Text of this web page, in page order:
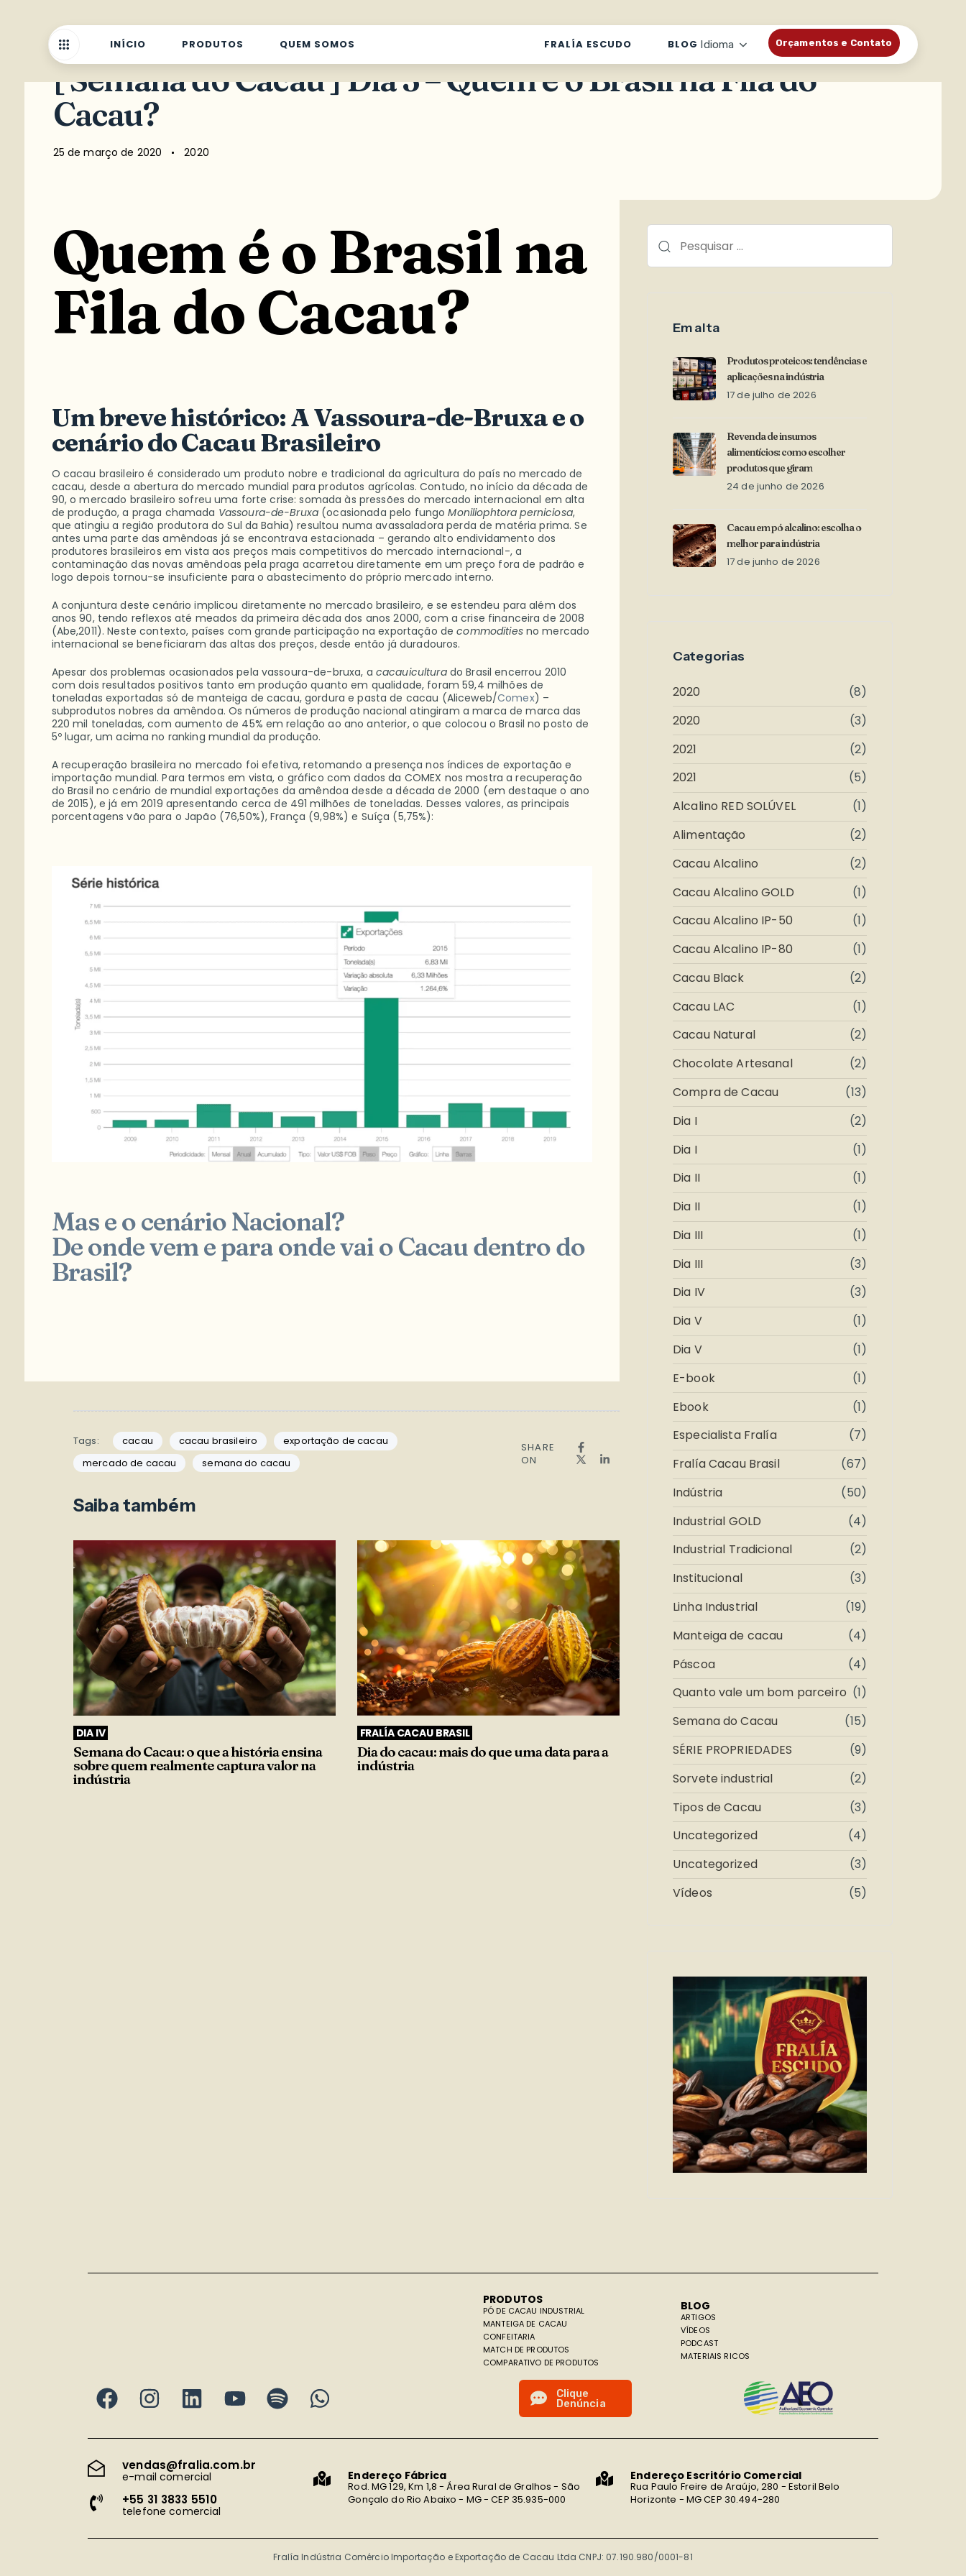
INÍCIO PRODUTOS QUEM SOMOS FRALÍA ESCUDO BLOG Idioma Orçamentos e Contato
[ Semana do Cacau ] Dia 3 – Quem é o Brasil na Fila do
Cacau?
Published
25 de março de 2020
Published
2020
Quem é o Brasil na
Fila do Cacau?
Um breve histórico: A Vassoura-de-Bruxa e o
cenário do Cacau Brasileiro
O cacau brasileiro é considerado um produto nobre e tradicional da agricultura do país no mercado de
cacau, desde a abertura do mercado mundial para produtos agrícolas. Contudo, no início da década de
90, o mercado brasileiro sofreu uma forte crise: somada às pressões do mercado internacional em alta
de produção, a praga chamada Vassoura-de-Bruxa (ocasionada pelo fungoMoniliophtora perniciosa,
que atingiu a região produtora do Sul da Bahia) resultou numa avassaladora perda de matéria prima. Se
antes uma parte das amêndoas já se encontrava estacionada – gerando alto endividamento dos
produtores brasileiros em vista aos preços mais competitivos do mercado internacional-, a
contaminação das novas amêndoas pela praga acarretou diretamente em um preço fora de padrão e
logo depois tornou-se insuficiente para o abastecimento do próprio mercado interno.
A conjuntura deste cenário implicou diretamente no mercado brasileiro, e se estendeu para além dos
anos 90, tendo reflexos até meados da primeira década dos anos 2000, com a crise financeira de 2008
(Abe,2011). Neste contexto, países com grande participação na exportação decommoditiesno mercado
internacional se beneficiaram das altas dos preços, desde então já duradouros.
Apesar dos problemas ocasionados pela vassoura-de-bruxa, a cacauicultura do Brasil encerrou 2010
com dois resultados positivos tanto em produção quanto em qualidade, foram 59,4 milhões de
toneladas exportadas só de manteiga de cacau, gordura e pasta de cacau (Aliceweb/Comex) –
subprodutos nobres da amêndoa. Os números de produção nacional atingiram a marca de marca das
220 mil toneladas, com aumento de 45% em relação ao ano anterior, o que colocou o Brasil no posto de
5º lugar, um acima no ranking mundial da produção.
A recuperação brasileira no mercado foi efetiva, retomando a presença nos índices de exportação e
importação mundial. Para termos em vista, o gráfico com dados da COMEX nos mostra a recuperação
do Brasil no cenário de mundial exportações da amêndoa desde a década de 2000 (em destaque o ano
de 2015), e já em 2019 apresentando cerca de 491 milhões de toneladas. Desses valores, as principais
porcentagens vão para o Japão (76,50%), França (9,98%) e Suíça (5,75%):
Mas e o cenário Nacional?
De onde vem e para onde vai o Cacau dentro do
Brasil?
Tags: cacau cacau brasileiro
exportação de cacau
mercado de cacau
semana do cacau
SHARE
ON
Saiba também
DIA IV
Semana do Cacau: o que a história ensina
sobre quem realmente captura valor na
indústria
FRALÍA CACAU BRASIL
Dia do cacau: mais do que uma data para a
indústria
Em alta
Produtos proteicos: tendências e
aplicações na indústria
17 de julho de 2026
Revenda de insumos
alimentícios: como escolher
produtos que giram
24 de junho de 2026
Cacau em pó alcalino: escolha o
melhor para indústria
17 de junho de 2026
Categorias
2020
(8)
2020
(3)
2021
(2)
2021
(5)
Alcalino RED SOLÚVEL
(1)
Alimentação
(2)
Cacau Alcalino
(2)
Cacau Alcalino GOLD
(1)
Cacau Alcalino IP-50
(1)
Cacau Alcalino IP-80
(1)
Cacau Black
(2)
Cacau LAC
(1)
Cacau Natural
(2)
Chocolate Artesanal
(2)
Compra de Cacau
(13)
Dia I
(2)
Dia I
(1)
Dia II
(1)
Dia II
(1)
Dia III
(1)
Dia III
(3)
Dia IV
(3)
Dia V
(1)
Dia V
(1)
E-book
(1)
Ebook
(1)
Especialista Fralía
(7)
Fralía Cacau Brasil
(67)
Indústria
(50)
Industrial GOLD
(4)
Industrial Tradicional
(2)
Institucional
(3)
Linha Industrial
(19)
Manteiga de cacau
(4)
Páscoa
(4)
Quanto vale um bom parceiro (1)
Semana do Cacau
(15)
SÉRIE PROPRIEDADES
(9)
Sorvete industrial
(2)
Tipos de Cacau
(3)
Uncategorized
(4)
Uncategorized
(3)
Vídeos
(5)
PRODUTOS
PÓ DE CACAU INDUSTRIAL
MANTEIGA DE CACAU
CONFEITARIA
MATCH DE PRODUTOS
COMPARATIVO DE PRODUTOS
BLOG
ARTIGOS
VÍDEOS
PODCAST
MATERIAIS RICOS
Clique
Denúncia
vendas@fralia.com.br
e-mail comercial
+55 31 3833 5510
telefone comercial
Endereço Fábrica
Rod. MG 129, Km 1,8 - Área Rural de Gralhos - São
Gonçalo do Rio Abaixo - MG - CEP 35.935-000
Endereço Escritório Comercial
Rua Paulo Freire de Araújo, 280 - Estoril Belo
Horizonte - MG CEP 30.494-280
Fralía Indústria Comércio Importação e Exportação de Cacau Ltda CNPJ: 07.190.980/0001-81